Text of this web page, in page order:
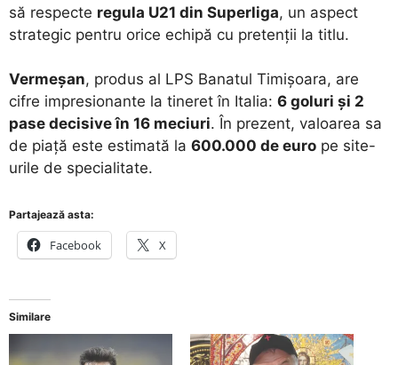
să respecte regula U21 din Superliga, un aspect
strategic pentru orice echipă cu pretenții la titlu.
Vermeșan, produs al LPS Banatul Timișoara, are
cifre impresionante la tineret în Italia: 6 goluri și 2
pase decisive în 16 meciuri. În prezent, valoarea sa
de piață este estimată la 600.000 de euro pe site-
urile de specialitate.
Partajează asta:
Facebook X
Similare